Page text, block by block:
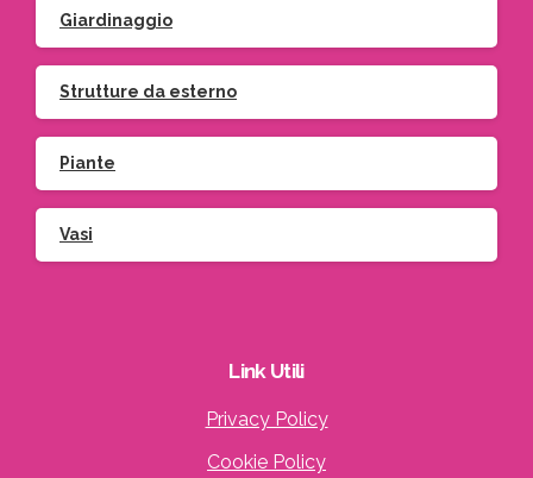
Giardinaggio
Strutture da esterno
Piante
Vasi
Link Utili
Privacy Policy
Cookie Policy